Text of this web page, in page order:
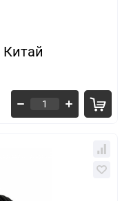
Китай